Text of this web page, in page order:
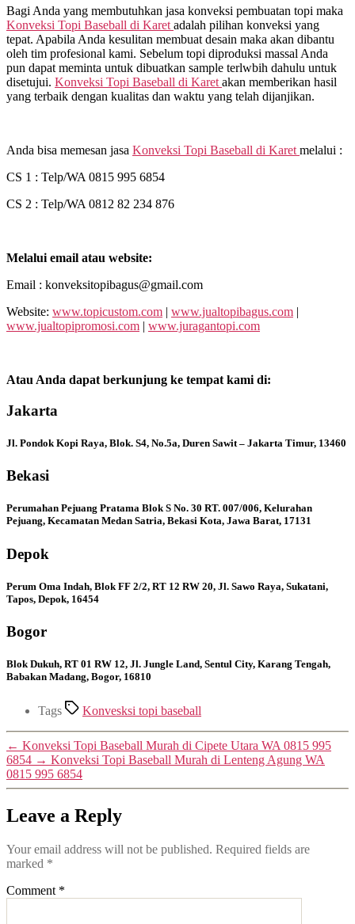
Bagi Anda yang membutuhkan jasa konveksi pembuatan topi maka
Konveksi Topi Baseball di Karet adalah pilihan konveksi yang
tepat. Apabila Anda kesulitan membuat desain maka akan dibantu
oleh tim profesional kami. Sebelum topi diproduksi massal Anda
pun dapat meminta untuk dibuatkan sample terlwbih dahulu untuk
disetujui. Konveksi Topi Baseball di Karet akan memberikan hasil
yang terbaik dengan kualitas dan waktu yang telah dijanjikan.
Anda bisa memesan jasa Konveksi Topi Baseball di Karet melalui :
CS 1 : Telp/WA 0815 995 6854
CS 2 : Telp/WA 0812 82 234 876
Melalui email atau website:
Email : konveksitopibagus@gmail.com
Website: www.topicustom.com | www.jualtopibagus.com |
www.jualtopipromosi.com | www.juragantopi.com
Atau Anda dapat berkunjung ke tempat kami di:
Jakarta
Jl. Pondok Kopi Raya, Blok. S4, No.5a, Duren Sawit – Jakarta Timur, 13460
Bekasi
Perumahan Pejuang Pratama Blok S No. 30 RT. 007/006, Kelurahan
Pejuang, Kecamatan Medan Satria, Bekasi Kota, Jawa Barat, 17131
Depok
Perum Oma Indah, Blok FF 2/2, RT 12 RW 20, Jl. Sawo Raya, Sukatani,
Tapos, Depok, 16454
Bogor
Blok Dukuh, RT 01 RW 12, Jl. Jungle Land, Sentul City, Karang Tengah,
Babakan Madang, Bogor, 16810
Tags Konvesksi topi baseball
← Konveksi Topi Baseball Murah di Cipete Utara WA 0815 995
6854 → Konveksi Topi Baseball Murah di Lenteng Agung WA
0815 995 6854
Leave a Reply
Your email address will not be published. Required fields are
marked *
Comment *